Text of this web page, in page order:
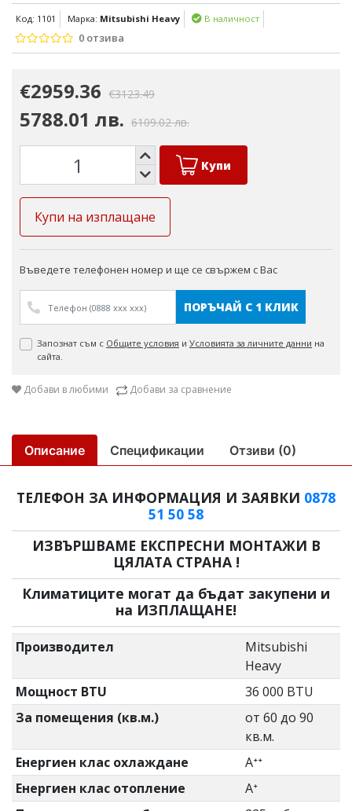
Препоръчителен капацитет в режим отопление: 80 кв.м/210
куб.м.
Код: 1101 Марка: Mitsubishi Heavy В наличност
0 отзива
€2959.36 €3123.49
5788.01 лв. 6109.02 лв.
Купи
Купи на изплащане
Въведете телефонен номер и ще се свържем с Вас
ПОРЪЧАЙ С 1 КЛИК
Запознат съм с Общите условия и Условията за личните данни на
сайта.
Добави в любими Добави за сравнение
Описание Спецификации Отзиви (0)
ТЕЛЕФОН ЗА ИНФОРМАЦИЯ И ЗАЯВКИ 0878
51 50 58
ИЗВЪРШВАМЕ ЕКСПРЕСНИ МОНТАЖИ В
ЦЯЛАТА СТРАНА !
Климатиците могат да бъдат закупени и
на ИЗПЛАЩАНЕ!
Производител
Mitsubishi
Heavy
Мощност BTU
36 000 BTU
За помещения (кв.м.)
от 60 до 90
кв.м.
Енергиен клас охлаждане
Aᐩᐩ
Енергиен клас отопление
Aᐩ